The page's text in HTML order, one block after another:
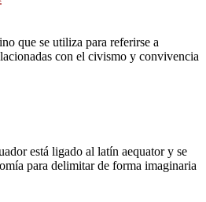
que se utiliza para referirse a
con el civismo y convivencia
está ligado al latín aequator y se
para delimitar de forma imaginaria